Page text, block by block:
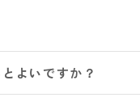
よいですか？